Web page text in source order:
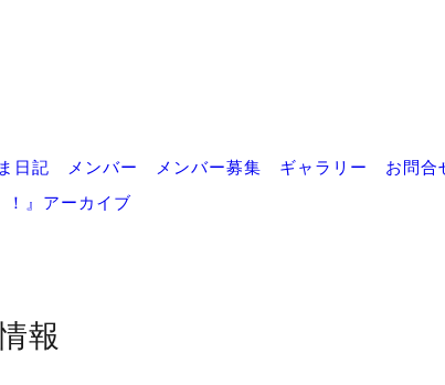
日記 メンバー メンバー募集 ギャラリー お問合
！』アーカイブ
報